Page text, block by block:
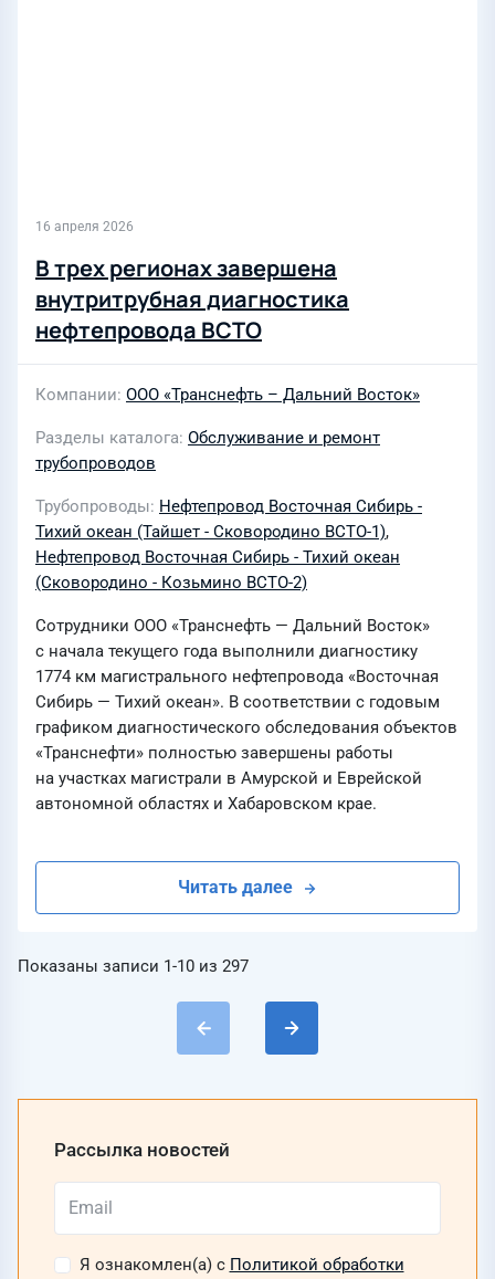
16 апреля 2026
В трех регионах завершена
внутритрубная диагностика
нефтепровода ВСТО
Компании ООО «Транснефть – Дальний Восток»
Разделы каталога Обслуживание и ремонт
трубопроводов
Трубопроводы Нефтепровод Восточная Сибирь -
Тихий океан (Тайшет - Сковородино ВСТО-1),
Нефтепровод Восточная Сибирь - Тихий океан
(Сковородино - Козьмино ВСТО-2)
Сотрудники ООО «Транснефть — Дальний Восток»
с начала текущего года выполнили диагностику
1774 км магистрального нефтепровода «Восточная
Сибирь — Тихий океан». В соответствии с годовым
графиком диагностического обследования объектов
«Транснефти» полностью завершены работы
на участках магистрали в Амурской и Еврейской
автономной областях и Хабаровском крае.
Читать далее
Показаны записи 1-10 из 297
Рассылка новостей
Я ознакомлен(а) с Политикой обработки